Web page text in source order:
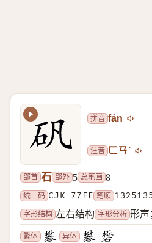
拼音 fán
注音 ㄈㄢˊ
部首 石 部外 5 总笔画 8
统一码 CJK 77FE 笔顺
字形结构 左右结构 字形分析 形声
繁体 异体